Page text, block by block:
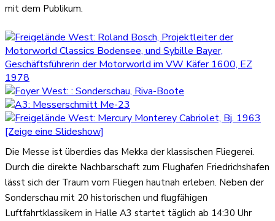
mit dem Publikum.
[Zeige eine Slideshow]
Die Messe ist überdies das Mekka der klassischen Fliegerei.
Durch die direkte Nachbarschaft zum Flughafen Friedrichshafen
lässt sich der Traum vom Fliegen hautnah erleben. Neben der
Sonderschau mit 20 historischen und flugfähigen
Luftfahrtklassikern in Halle A3 startet täglich ab 14:30 Uhr